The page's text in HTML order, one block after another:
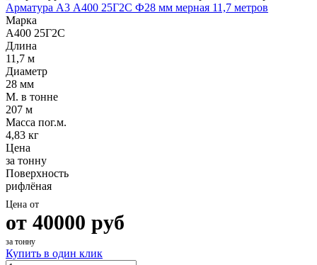
Арматура А3 А400 25Г2С Ф28 мм мерная 11,7 метров
Марка
А400 25Г2С
Длина
11,7 м
Диаметр
28 мм
М. в тонне
207 м
Масса пог.м.
4,83 кг
Цена
за тонну
Поверхность
рифлёная
Цена от
от 40000 руб
за тонну
Купить в один клик